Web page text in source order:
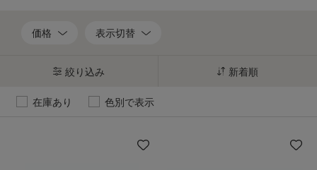
価格 表示切替
絞り込み 新着順
在庫あり 色別で表示